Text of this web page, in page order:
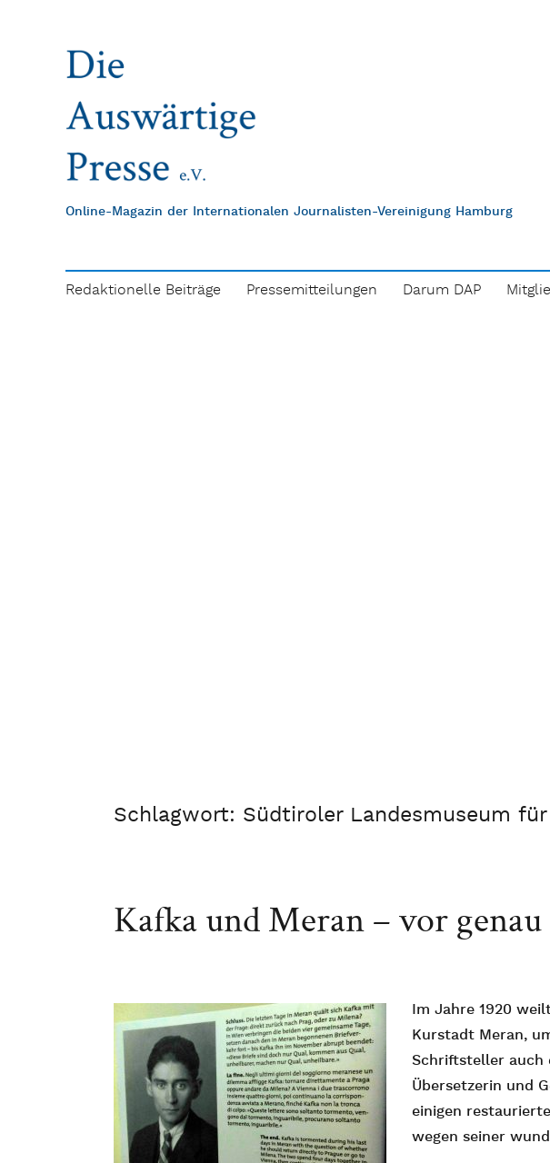
Online-Magazin der Internationalen Journalisten-Vereinigung Hamburg
Redaktionelle Beiträge Pressemitteilungen Darum DAP
Schlagwort: Südtiroler Landesmuseum für
Kafka und Meran – vor
Im Jahre 1920
Kurstadt Meran,
Schriftsteller auch
Übersetzerin und
einigen
wegen seiner